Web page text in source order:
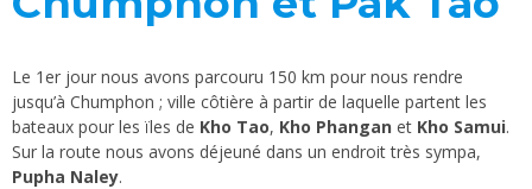
Le 1er jour nous avons parcouru 150 km pour nous rendre
jusqu’à Chumphon ; ville côtière à partir de laquelle partent les
bateaux pour les ïles de Kho Tao, Kho Phangan et Kho Samui.
Sur la route nous avons déjeuné dans un endroit très sympa,
Pupha Naley.